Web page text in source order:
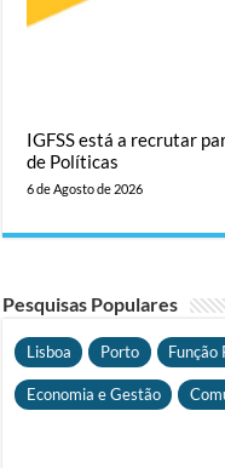
IGFSS está a recrutar
de Políticas
6 de Agosto de 2026
Pesquisas Populares
Lisboa Porto Função
Economia e Gestão